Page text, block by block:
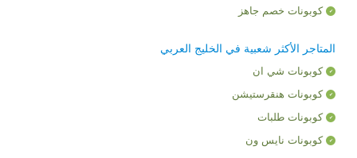
كوبونات خصم جاهز
المتاجر الأكثر شعبية في الخليج العربي
كوبونات شي ان
كوبونات هنقرستيشن
كوبونات طلبات
كوبونات نايس ون